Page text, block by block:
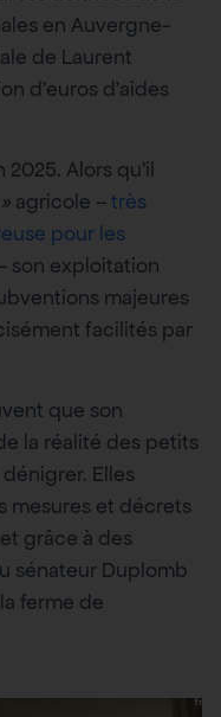
en Auvergne-
de Laurent
d’euros d’aides
Alors qu’il
» agricole –très
pour les
son exploitation
majeures
facilités par
que son
la réalité des petits
dénigrer. Elles
mesures et décrets
grâce à des
sénateur Duplomb
ferme de